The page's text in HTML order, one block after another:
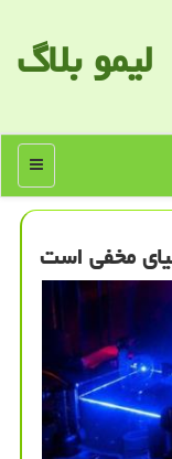
لیمو بلاگ
منو
مخفی است